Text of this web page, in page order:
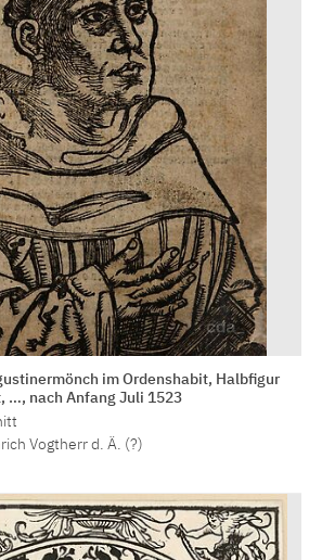
im Ordenshabit, Halbfigur
…, nach Anfang Juli 1523
Vogtherr d. Ä. (?)